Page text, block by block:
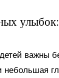
важны
небольшая